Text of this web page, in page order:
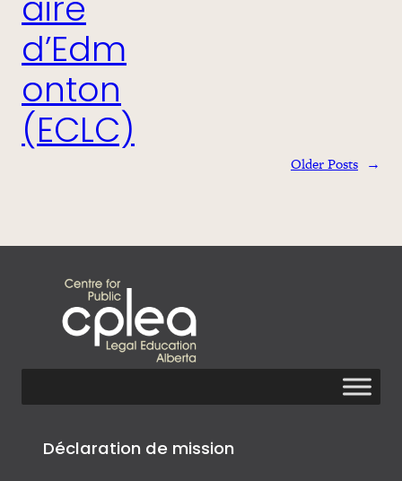
aire
d’Edm
onton
(ECLC)
Older Posts →
Déclaration de mission